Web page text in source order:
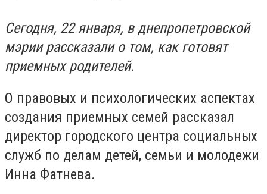
Сегодня, 22 января, в днепропетровской
мэрии рассказали о том, как готовят
приемных родителей.
О правовых и психологических аспектах
создания приемных семей рассказал
директор городского центра социальных
служб по делам детей, семьи и молодежи
Инна Фатнева.